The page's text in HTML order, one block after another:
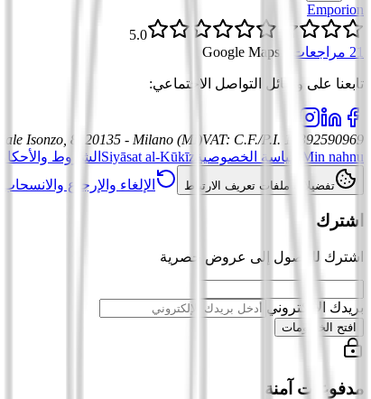
Emporion
5.0
21 مراجعات
Google Maps
تابعنا على وسائل التواصل الاجتماعي:
Viale Isonzo, 8, 20135 - Milano (MI)VAT: C.F./P.I. 12392590969
Min nahnu
سياسة الخصوصية Siyāsat al-Kūkīz الشروط والأحكام
تفضيلات ملفات تعريف الارتباط الإلغاء والإرجاع والانسحاب
اشترك
اشترك للوصول إلى عروض حصرية
بريدك الإلكتروني
افتح الخصومات
مدفوعات آمنة